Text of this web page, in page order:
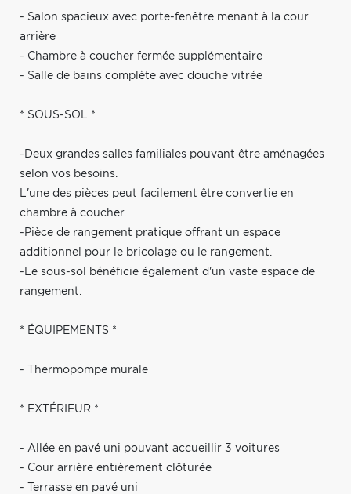
- Salon spacieux avec porte-fenêtre menant à la cour
arrière
- Chambre à coucher fermée supplémentaire
- Salle de bains complète avec douche vitrée
* SOUS-SOL *
-Deux grandes salles familiales pouvant être aménagées
selon vos besoins.
L'une des pièces peut facilement être convertie en
chambre à coucher.
-Pièce de rangement pratique offrant un espace
additionnel pour le bricolage ou le rangement.
-Le sous-sol bénéficie également d'un vaste espace de
rangement.
* ÉQUIPEMENTS *
- Thermopompe murale
* EXTÉRIEUR *
- Allée en pavé uni pouvant accueillir 3 voitures
- Cour arrière entièrement clôturée
- Terrasse en pavé uni